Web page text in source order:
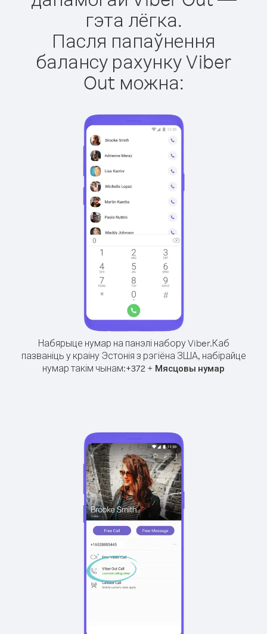
гэта лёгка.
Пасля папаўнення
балансу рахунку Viber
Out можна:
Набярыце нумар на панэлі набору Viber.Каб
пазваніць у краіну Эстонія з рэгіёна ЗША, набірайце
нумар такім чынам:+372 + Мясцовы нумар